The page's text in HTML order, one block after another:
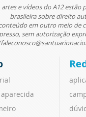
e vídeos do A12 estão
brasileira sobre direito
em outro meio de
sem autorização